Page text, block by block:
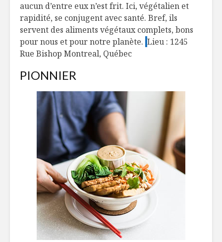
aucun d’entre eux n’est frit. Ici, végétalien et
rapidité, se conjugent avec santé. Bref, ils
servent des aliments végétaux complets, bons
pour nous et pour notre planète. Lieu : 1245
Rue Bishop Montreal, Québec
PIONNIER